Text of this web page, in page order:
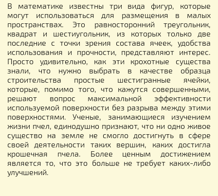
В математике известны три вида фигур, которые
могут использоваться для размещения в малых
пространствах. Это равносторонний треугольник,
квадрат и шестиугольник, из которых только две
последние с точки зрения состава ячеек, удобства
использования и прочности, представляют интерес.
Просто удивительно, как эти крохотные существа
знали, что нужно выбрать в качестве образца
строительства простые шестигранные ячейки,
которые, помимо того, что кажутся совершенными,
решают вопрос максимальной эффективности
используемой поверхности без разрыва между этими
поверхностями. Ученые, занимающиеся изучением
жизни пчел, единодушно признают, что ни одно живое
существо на земле не смогло достигнуть в сфере
своей деятельности таких вершин, каких достигла
крошечная пчела. Более ценным достижением
является то, что это больше не требует каких-либо
улучшений.